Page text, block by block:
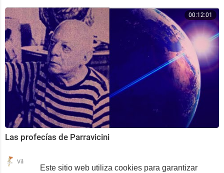
Este sitio web utiliza cookies para garantizar
00:12:01
Las profecías de Parravicini
Vilma de Gea